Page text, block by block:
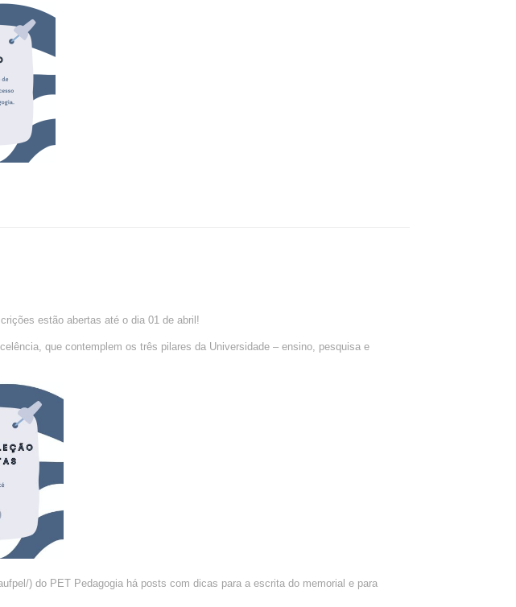
estão abertas até o dia 01 de abril!
que contemplem os três pilares da Universidade – ensino, pesquisa e
) do PET Pedagogia há posts com dicas para a escrita do memorial e para